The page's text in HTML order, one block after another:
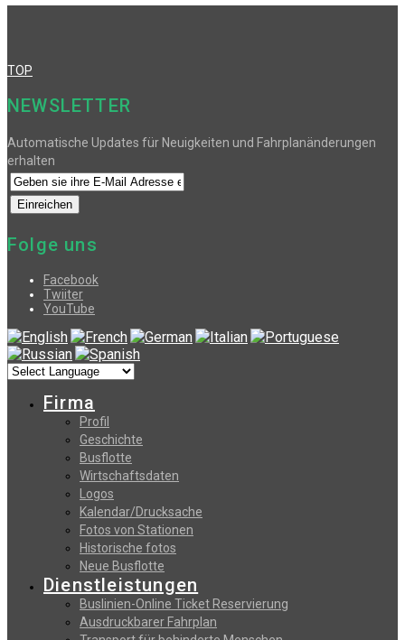
TOP
NEWSLETTER
Automatische Updates für Neuigkeiten und Fahrplanänderungen
erhalten
Folge uns
Facebook
Twiiter
YouTube
Firma
Profil
Geschichte
Busflotte
Wirtschaftsdaten
Logos
Kalendar/Drucksache
Fotos von Stationen
Historische fotos
Neue Busflotte
Dienstleistungen
Buslinien-Online Ticket Reservierung
Αusdruckbarer Fahrplan